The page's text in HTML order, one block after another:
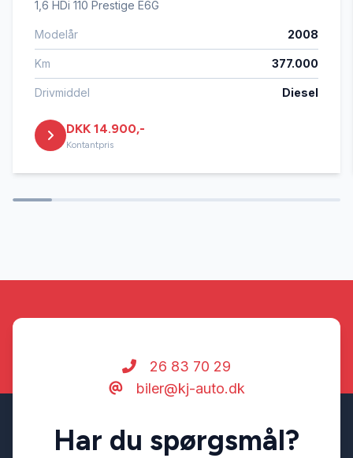
1,6 HDi 110 Prestige E6G
Modelår 2008
Km 377.000
Drivmiddel Diesel
DKK 14.900,-
Kontantpris
26 83 70 29
biler@kj-auto.dk
Har du spørgsmål?